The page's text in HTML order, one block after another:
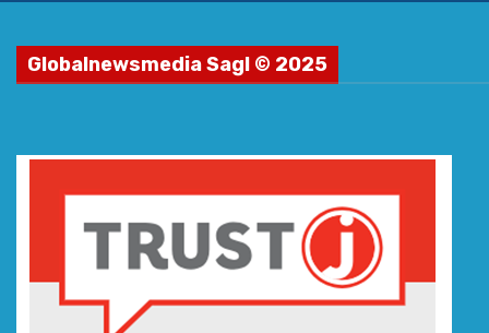
Globalnewsmedia Sagl © 2025